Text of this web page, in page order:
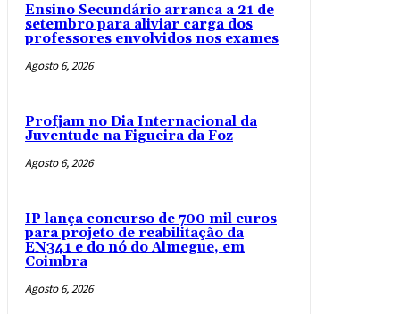
Ensino Secundário arranca a 21 de
setembro para aliviar carga dos
professores envolvidos nos exames
Agosto 6, 2026
Profjam no Dia Internacional da
Juventude na Figueira da Foz
Agosto 6, 2026
IP lança concurso de 700 mil euros
para projeto de reabilitação da
EN341 e do nó do Almegue, em
Coimbra
Agosto 6, 2026